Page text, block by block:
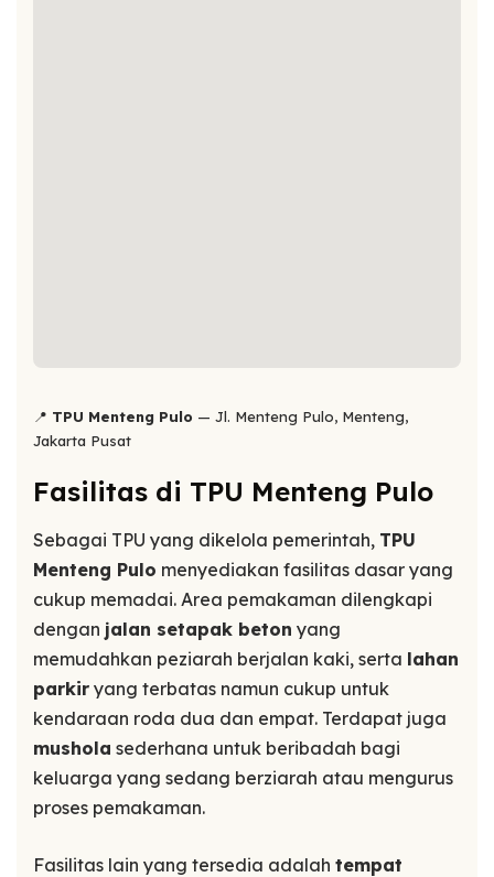
📍 TPU Menteng Pulo — Jl. Menteng Pulo, Menteng,
Jakarta Pusat
Fasilitas di TPU Menteng Pulo
Sebagai TPU yang dikelola pemerintah, TPU
Menteng Pulo menyediakan fasilitas dasar yang
cukup memadai. Area pemakaman dilengkapi
dengan jalan setapak beton yang
memudahkan peziarah berjalan kaki, serta lahan
parkir yang terbatas namun cukup untuk
kendaraan roda dua dan empat. Terdapat juga
mushola sederhana untuk beribadah bagi
keluarga yang sedang berziarah atau mengurus
proses pemakaman.
Fasilitas lain yang tersedia adalah tempat